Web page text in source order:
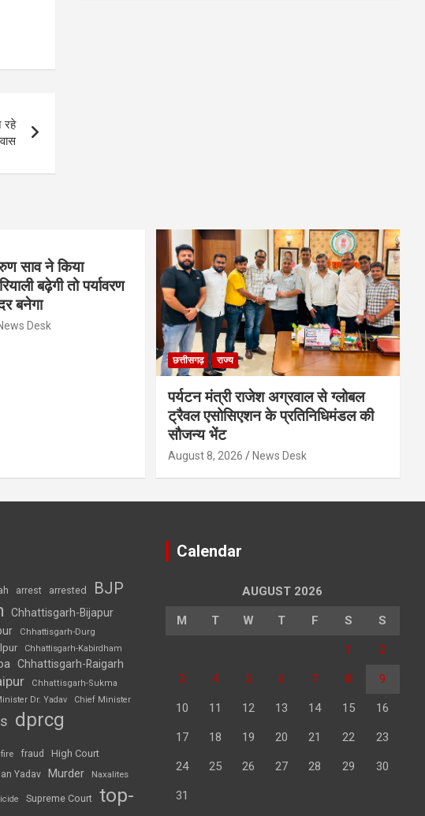
रहे
साव ने किया
बढ़ेगी तो पर्यावरण
बनेगा
Desk
छत्तीसगढ़ राज्य
पर्यटन मंत्री राजेश अग्रवाल से ग्लोबल
ट्रैवल एसोसिएशन के प्रतिनिधिमंडल की
सौजन्य भेंट
August 8, 2026 News Desk
arrest arrested BJP
Chhattisgarh-Bijapur
Chhattisgarh-Durg
Chhattisgarh-Kabirdham
Chhattisgarh-Raigarh
Chhattisgarh-Sukma
Dr. Yadav Chief Minister
dprcg
fire fraud High Court
Yadav Murder Naxalites
Supreme Court top-
Calendar
AUGUST 2026
M T W T F S S
1 2
3 4 5 6 7 8 9
10 11 12 13 14 15 16
17 18 19 20 21 22 23
24 25 26 27 28 29 30
31